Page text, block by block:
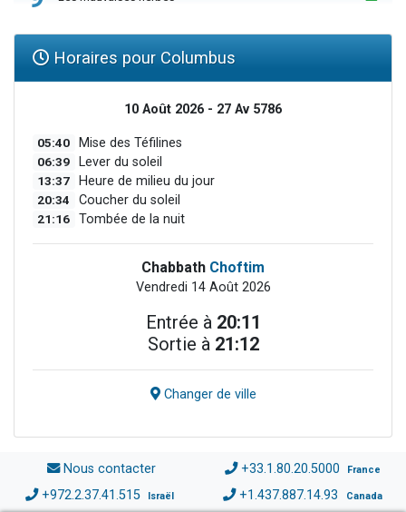
Horaires pour Columbus
10 Août 2026 - 27 Av 5786
05:40 Mise des Téfilines
06:39 Lever du soleil
13:37 Heure de milieu du jour
20:34 Coucher du soleil
21:16 Tombée de la nuit
Chabbath Choftim
Vendredi 14 Août 2026
Entrée à 20:11
Sortie à 21:12
Changer de ville
Nous contacter +33.1.80.20.5000 France
+972.2.37.41.515 Israël +1.437.887.14.93 Canada